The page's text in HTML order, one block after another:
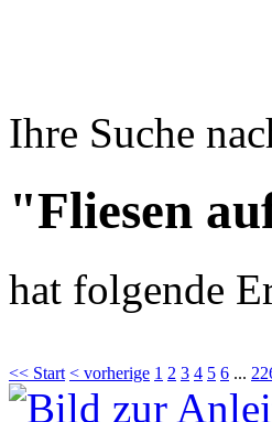
Ihre Suche
"Fliesen
hat folgende
<< Start < vorherige 1 2 3 4 5 6 ...